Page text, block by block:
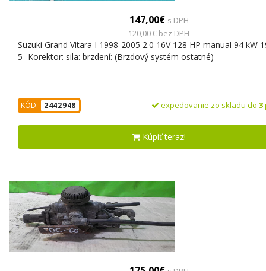
147,00€ s DPH
120,00 € bez DPH
Suzuki Grand Vitara I 1998-2005 2.0 16V 128 HP manual 94 kW
5- Korektor: sila: brzdení: (Brzdový systém ostatné)
KÓD: 2442948 expedovanie zo skladu do 3
Kúpiť teraz!